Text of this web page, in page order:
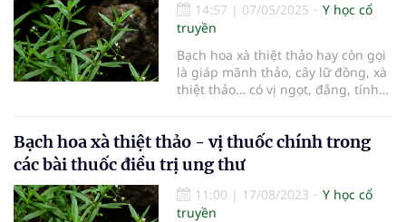
14:57 | 07/05/2025
Y học cổ
truyền
Bạch hoa xà thiệt thảo hay còn gọi
là giáp mãnh thảo, cây lữ đồng, xà
thiệt thảo… có vị ngọt, đắng, tính
thảo là dược liệu được dùng trong
các bài thuốc Y học cổ truyền với
nhiều công dụng như thanh nhiệt,
giải độc, lợi thấp và tán ứ.
Bạch hoa xà thiệt thảo - vị thuốc chính trong
các bài thuốc điều trị ung thư
11:00 | 17/08/2023
Y học cổ
truyền